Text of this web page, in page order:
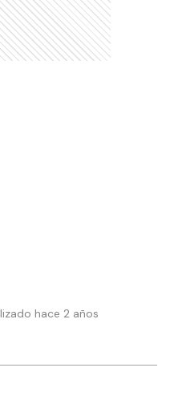
hace 2 años